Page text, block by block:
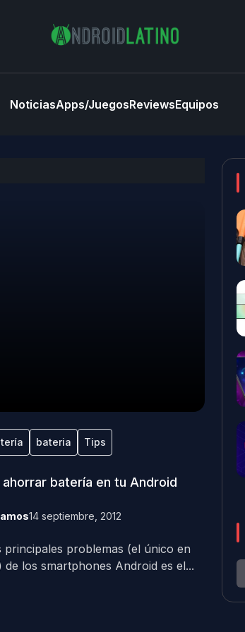
NoticiasApps/JuegosReviewsEquipos
bateria Tips
batería en tu Android
14 septiembre, 2012
principales problemas (el único en
de los smartphones Android es el...